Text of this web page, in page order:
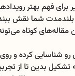
فهم بهتر
بلندمدت شما نقش
کوتاه
شناسایی کرده و
بدین تا از